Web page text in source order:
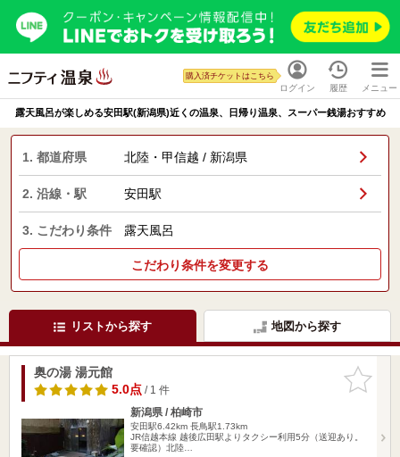
ログイン
購入済チケットはこちら
履歴 メニュー
露天風呂が楽しめる安田駅(新潟県)近くの温泉、日帰り温泉、スーパー銭湯おすすめ
1. 都道府県 北陸・甲信越 / 新潟県
2. 沿線・駅 安田駅
3. こだわり条件 露天風呂
こだわり条件を変更する
リストから探す 地図から探す
お気に入
りに追加
奥の湯 湯元館
5.0点/ 1 件
新潟県 / 柏崎市
安田駅6.42km 長鳥駅1.73km
JR信越本線 越後広田駅よりタクシー利用5分（送迎あり。
要確認）北陸…